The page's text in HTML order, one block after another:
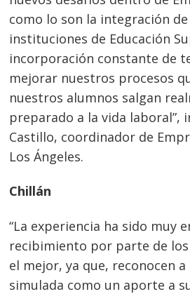
como lo son la integración
instituciones de Educación
incorporación constante de
mejorar nuestros procesos
nuestros alumnos salgan
preparado a la vida laboral”,
Castillo, coordinador de
Los Ángeles.
Chillán
“La experiencia ha sido muy
recibimiento por parte de
el mejor, ya que, reconocen
simulada como un aporte a